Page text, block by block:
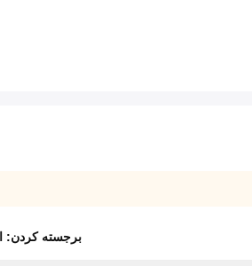
برجسته کردن: